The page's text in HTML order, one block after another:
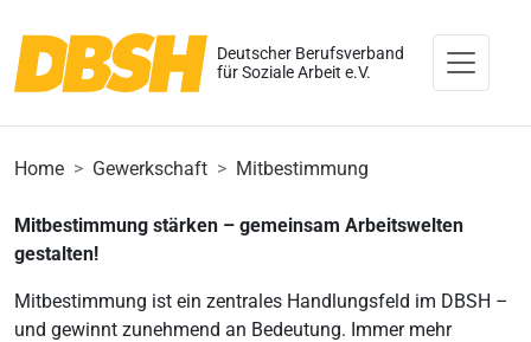
Deutscher Berufsverband
für Soziale Arbeit e.V.
Home Gewerkschaft Mitbestimmung
Mitbestimmung stärken – gemeinsam Arbeitswelten
gestalten!
Mitbestimmung ist ein zentrales Handlungsfeld im DBSH –
und gewinnt zunehmend an Bedeutung. Immer mehr